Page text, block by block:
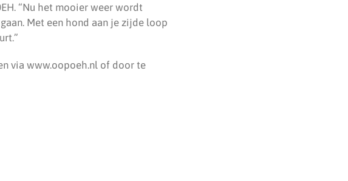
“Nu het mooier weer wordt
Met een hond aan je zijde loop
via www.oopoeh.nl of door te